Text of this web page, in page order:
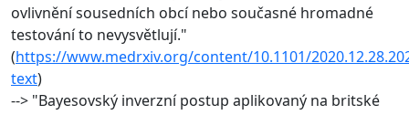
ovlivnění sousedních obcí nebo současné hromadné
testování to nevysvětlují."
(https://www.medrxiv.org/content/10.1101/
text)
--> "Bayesovský inverzní postup aplikovaný na britské